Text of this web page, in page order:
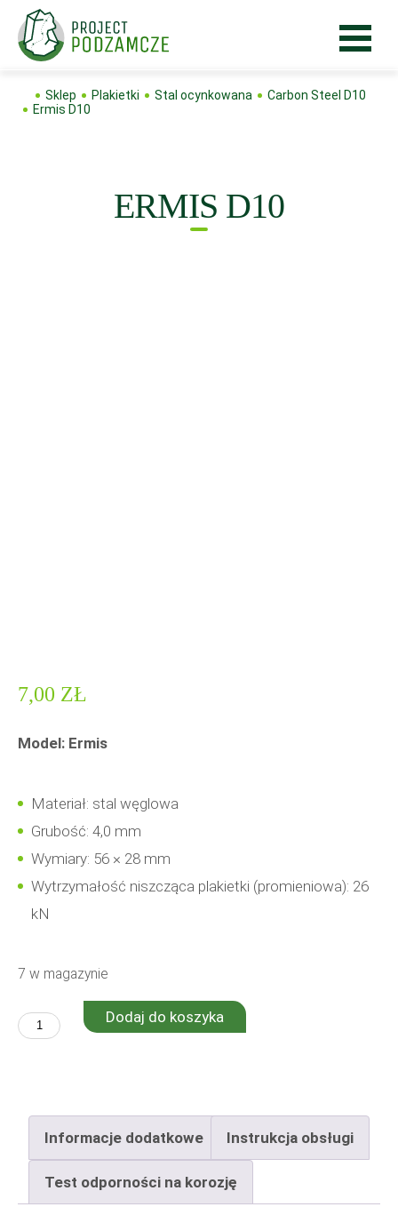
Sklep Plakietki Stal ocynkowana
Carbon Steel D10
Ermis D10
ERMIS D10
7,00 ZŁ
Model: Ermis
Materiał: stal węglowa
Grubość: 4,0 mm
Wymiary: 56 × 28 mm
Wytrzymałość niszcząca plakietki (promieniowa): 26
kN
7 w magazynie
ilość
Dodaj do koszyka
Informacje dodatkowe Instrukcja obsługi
Test odporności na korozję